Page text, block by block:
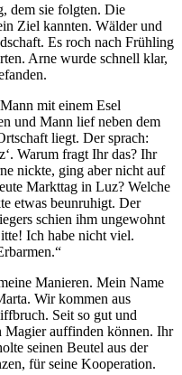
dem sie folgten. Die
Ziel kannten. Wälder und
Es roch nach Frühling
Arne wurde schnell klar,
mit einem Esel
und Mann lief neben dem
liegt. Der sprach:
Warum fragt Ihr das? Ihr
nickte, ging aber nicht auf
Markttag in Luz? Welche
etwas beunruhigt. Der
schien ihm ungewohnt
Ich habe nicht viel.
Manieren. Mein Name
Wir kommen aus
Seit so gut und
auffinden können. Ihr
seinen Beutel aus der
für seine Kooperation.